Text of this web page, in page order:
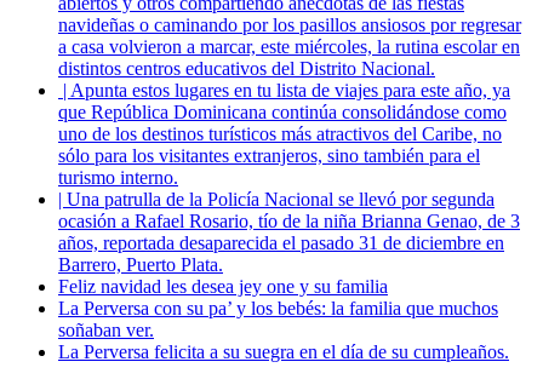
navideñas o caminando por los pasillos ansiosos por regresar
a casa volvieron a marcar, este miércoles, la rutina escolar en
distintos centros educativos del Distrito Nacional.
| Apunta estos lugares en tu lista de viajes para este año, ya
que República Dominicana continúa consolidándose como
uno de los destinos turísticos más atractivos del Caribe, no
sólo para los visitantes extranjeros, sino también para el
turismo interno.
| Una patrulla de la Policía Nacional se llevó por segunda
ocasión a Rafael Rosario, tío de la niña Brianna Genao, de 3
años, reportada desaparecida el pasado 31 de diciembre en
Barrero, Puerto Plata.
Feliz navidad les desea jey one y su familia
La Perversa con su pa’ y los bebés: la familia que muchos
soñaban ver.
La Perversa felicita a su suegra en el día de su cumpleaños.